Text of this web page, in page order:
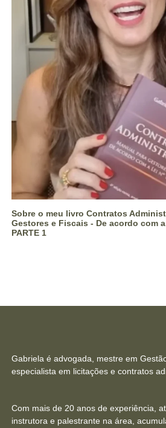
Sobre o meu livro Contratos
Gestores e Fiscais - De acordo com
PARTE 1
Gabriela é advogada, mestre em
especialista em licitações e contratos
Com mais de 20 anos de experiência,
instrutora e palestrante na área,